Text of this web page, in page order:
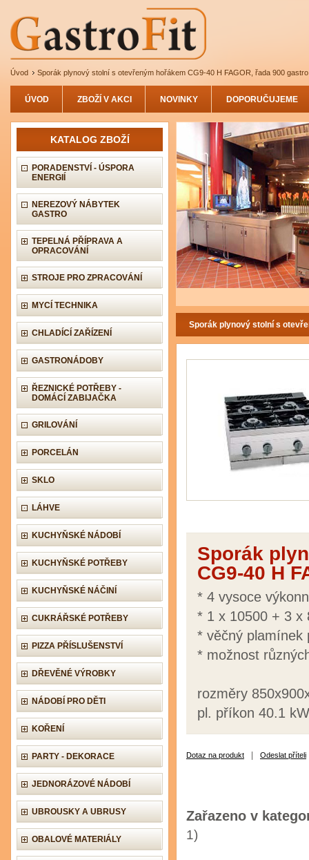
Úvod Sporák plynový stolní s otevřeným hořákem CG9-40 H FAGOR, řada 900 gastro
ÚVOD ZBOŽÍ V AKCI NOVINKY DOPORUČUJEME
KATALOG ZBOŽÍ
PORADENSTVÍ - ÚSPORA
ENERGIÍ
NEREZOVÝ NÁBYTEK
GASTRO
TEPELNÁ PŘÍPRAVA A
OPRACOVÁNÍ
STROJE PRO ZPRACOVÁNÍ
MYCÍ TECHNIKA
CHLADÍCÍ ZAŘÍZENÍ
GASTRONÁDOBY
ŘEZNICKÉ POTŘEBY -
DOMÁCÍ ZABIJAČKA
GRILOVÁNÍ
PORCELÁN
SKLO
LÁHVE
KUCHYŇSKÉ NÁDOBÍ
KUCHYŇSKÉ POTŘEBY
KUCHYŇSKÉ NÁČINÍ
CUKRÁŘSKÉ POTŘEBY
PIZZA PŘÍSLUŠENSTVÍ
DŘEVĚNÉ VÝROBKY
NÁDOBÍ PRO DĚTI
KOŘENÍ
PARTY - DEKORACE
JEDNORÁZOVÉ NÁDOBÍ
UBROUSKY A UBRUSY
OBALOVÉ MATERIÁLY
Sporák plynový stolní s
Sporák
CG9-40 H
* 4 vysoce
* 1 x 10500 + 3 x
* věčný plamínek
* možnost
rozměry
pl. příkon 40.1 kW
Dotaz na produkt Odeslat příteli
Zařazeno v
1)